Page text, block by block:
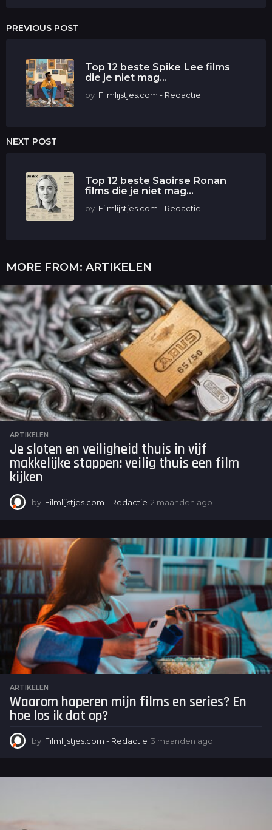
PREVIOUS POST
Top 12 beste Spike Lee films
die je niet mag...
by Filmlijstjes.com - Redactie
NEXT POST
Top 12 beste Saoirse Ronan
films die je niet mag...
by Filmlijstjes.com - Redactie
MORE FROM: ARTIKELEN
ARTIKELEN
Je sloten en veiligheid thuis in vijf
makkelijke stappen: veilig thuis een film
kijken
by Filmlijstjes.com - Redactie 2 maanden ago
a
n
d
n
a
g
o
ARTIKELEN
Waarom haperen mijn films en series? En
hoe los ik dat op?
by Filmlijstjes.com - Redactie 3 maanden ago
a